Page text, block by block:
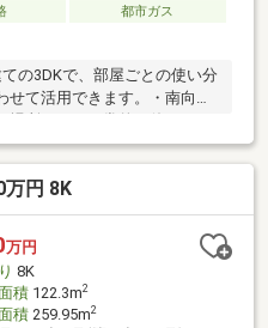
都市ガス
の3DKで、部屋ごとの使い分
て活用できます。・南向き
として利用できる3DKの間取
店まで500mで、日々の買い物
ドラッグ豊岡昭和町店まで
すい環境です。・神武山公園
先として活用できます。
万円 8K
万円
8K
積122.3m2
積259.95m2